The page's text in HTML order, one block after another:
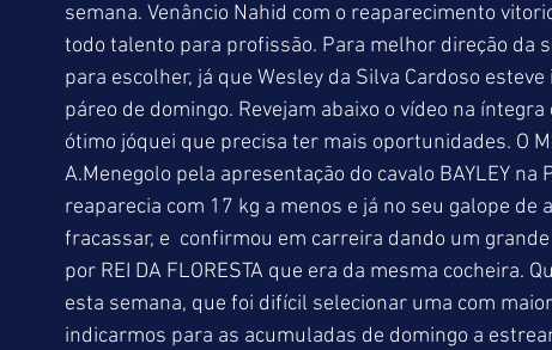
semana. Venâncio Nahid com o reaparecimento
todo talento para profissão. Para melhor direção da
para escolher, já que Wesley da Silva Cardoso
páreo de domingo. Revejam abaixo o vídeo na
ótimo jóquei que precisa ter mais oportunidades. O
A.Menegolo pela apresentação do cavalo BAYLEY na
reaparecia com 17 kg a menos e já no seu galope
fracassar, e  confirmou em carreira dando um
por REI DA FLORESTA que era da mesma cocheira.
esta semana, que foi difícil selecionar uma com
indicarmos para as acumuladas de domingo a